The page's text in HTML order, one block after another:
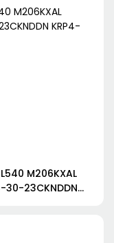
M206KXAL
30-23CKNDDN